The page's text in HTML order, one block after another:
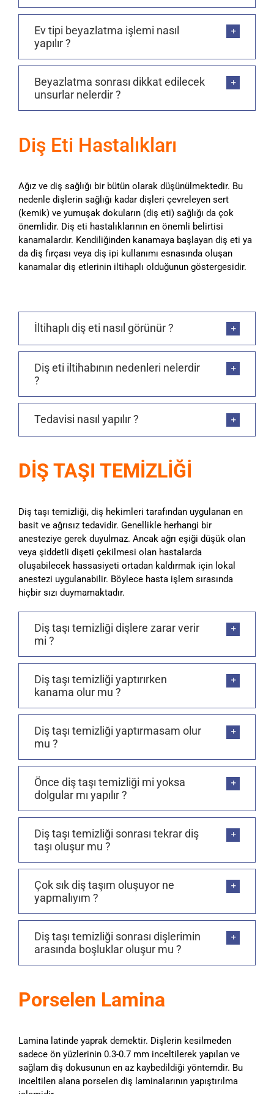
Ev tipi beyazlatma işlemi nasıl
yapılır ?
Beyazlatma sonrası dikkat edilecek
unsurlar nelerdir ?
Diş Eti Hastalıkları
Ağız ve diş sağlığı bir bütün olarak düşünülmektedir. Bu
nedenle dişlerin sağlığı kadar dişleri çevreleyen sert
(kemik) ve yumuşak dokuların (diş eti) sağlığı da çok
önemlidir. Diş eti hastalıklarının en önemli belirtisi
kanamalardır. Kendiliğinden kanamaya başlayan diş eti ya
da diş fırçası veya diş ipi kullanımı esnasında oluşan
kanamalar diş etlerinin iltihaplı olduğunun göstergesidir.
İltihaplı diş eti nasıl görünür ?
Diş eti iltihabının nedenleri nelerdir
?
Tedavisi nasıl yapılır ?
DİŞ TAŞI TEMİZLİĞİ
Diş taşı temizliği, diş hekimleri tarafından uygulanan en
basit ve ağrısız tedavidir. Genellikle herhangi bir
anesteziye gerek duyulmaz. Ancak ağrı eşiği düşük olan
veya şiddetli dişeti çekilmesi olan hastalarda
oluşabilecek hassasiyeti ortadan kaldırmak için lokal
anestezi uygulanabilir. Böylece hasta işlem sırasında
hiçbir sızı duymamaktadır.
Diş taşı temizliği dişlere zarar verir
mi ?
Diş taşı temizliği yaptırırken
kanama olur mu ?
Diş taşı temizliği yaptırmasam olur
mu ?
Önce diş taşı temizliği mi yoksa
dolgular mı yapılır ?
Diş taşı temizliği sonrası tekrar diş
taşı oluşur mu ?
Çok sık diş taşım oluşuyor ne
yapmalıyım ?
Diş taşı temizliği sonrası dişlerimin
arasında boşluklar oluşur mu ?
Porselen Lamina
Lamina latinde yaprak demektir. Dişlerin kesilmeden
sadece ön yüzlerinin 0.3-0.7 mm inceltilerek yapılan ve
sağlam diş dokusunun en az kaybedildiği yöntemdir. Bu
inceltilen alana porselen diş laminalarının yapıştırılma